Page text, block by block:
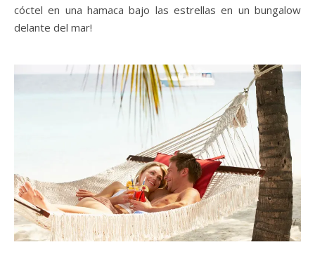
cóctel en una hamaca bajo las estrellas en un bungalow
delante del mar!